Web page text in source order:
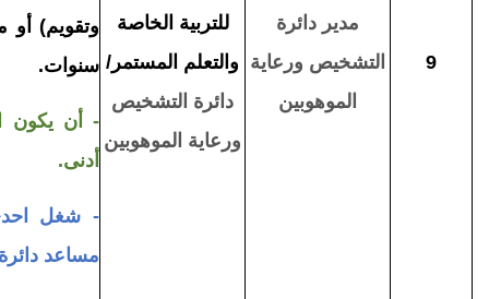
9
مدير دائرة
التشخيص ورعاية
الموهوبين
للتربية الخاصة
والتعلم المستمر/
دائرة التشخيص
ورعاية الموهوبين
سنوات.
- أن يكون
أدنى.
- شغل احدى
مساعد